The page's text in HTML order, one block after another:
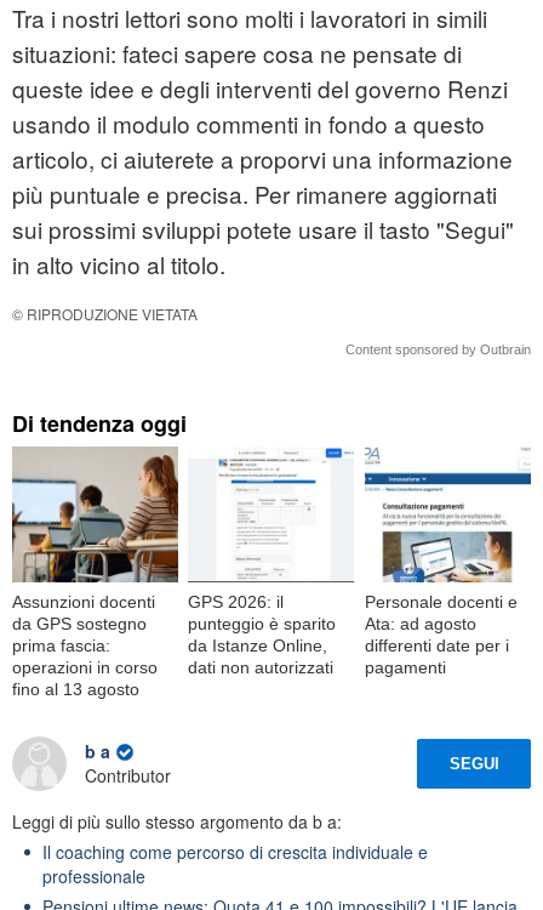
Tra i nostri lettori sono molti i lavoratori in simili
situazioni: fateci sapere cosa ne pensate di
queste idee e degli interventi del governo Renzi
usando il modulo commenti in fondo a questo
articolo, ci aiuterete a proporvi una informazione
più puntuale e precisa. Per rimanere aggiornati
sui prossimi sviluppi potete usare il tasto "Segui"
in alto vicino al titolo.
© RIPRODUZIONE VIETATA
Content sponsored by Outbrain
Di tendenza oggi
Assunzioni docenti
da GPS sostegno
prima fascia:
operazioni in corso
fino al 13 agosto
GPS 2026: il
punteggio è sparito
da Istanze Online,
dati non autorizzati
Personale docenti e
Ata: ad agosto
differenti date per i
pagamenti
b a
Contributor
SEGUI
Leggi di più sullo stesso argomento da b a:
Il coaching come percorso di crescita individuale e
professionale